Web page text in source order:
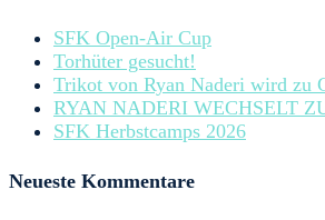
SFK Open-Air Cup
Torhüter gesucht!
Trikot von Ryan Naderi wird zu
RYAN NADERI WECHSELT
SFK Herbstcamps 2026
Neueste Kommentare